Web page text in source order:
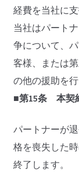
経費を当社に
当社はパート
争について、
客様、または
の他の援助を
■第15条 本契
パートナーが
格を喪失した
終了します。